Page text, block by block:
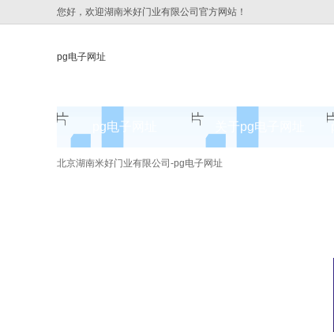
您好，欢迎湖南米好门业有限公司官方网站！
pg电子网址
pg电子网址 关于pg电子网址
pg电子网址的简介
北京湖南米好门业有限公司-pg电子网址